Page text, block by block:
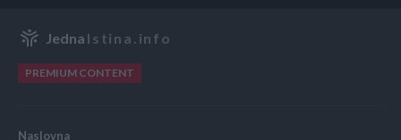
Jedna Istina.info
PREMIUM CONTENT
Naslovna